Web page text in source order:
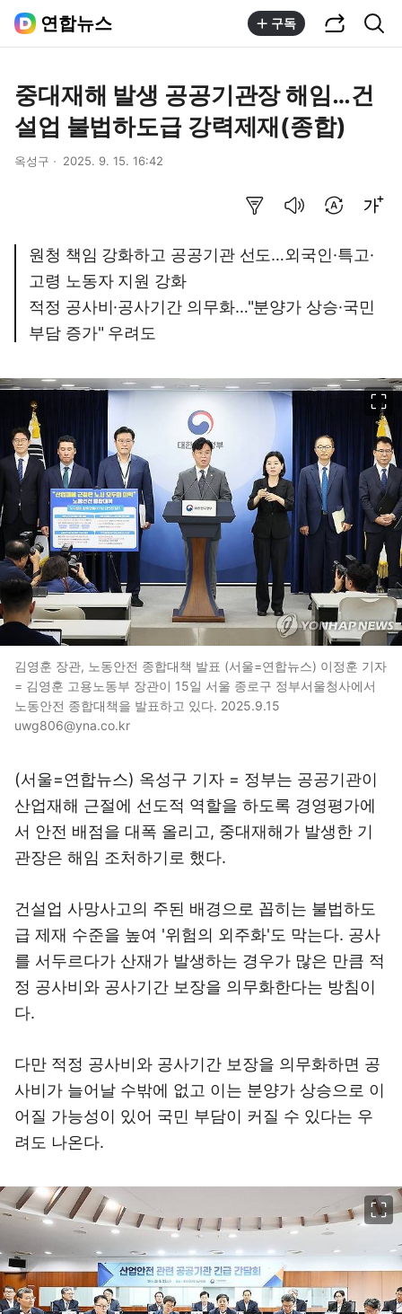
연합뉴스 구독
중대재해 발생 공공기관장 해임…건
설업 불법하도급 강력제재(종합)
옥성구 2025. 9. 15. 16:42
원청 책임 강화하고 공공기관 선도…외국인·특고·
고령 노동자 지원 강화
적정 공사비·공사기간 의무화…"분양가 상승·국민
부담 증가" 우려도
김영훈 장관, 노동안전 종합대책 발표 (서울=연합뉴스) 이정훈 기자
= 김영훈 고용노동부 장관이 15일 서울 종로구 정부서울청사에서
노동안전 종합대책을 발표하고 있다. 2025.9.15
uwg806@yna.co.kr
(서울=연합뉴스) 옥성구 기자 = 정부는 공공기관이
산업재해 근절에 선도적 역할을 하도록 경영평가에
서 안전 배점을 대폭 올리고, 중대재해가 발생한 기
관장은 해임 조처하기로 했다.
건설업 사망사고의 주된 배경으로 꼽히는 불법하도
급 제재 수준을 높여 '위험의 외주화'도 막는다. 공사
를 서두르다가 산재가 발생하는 경우가 많은 만큼 적
정 공사비와 공사기간 보장을 의무화한다는 방침이
다.
다만 적정 공사비와 공사기간 보장을 의무화하면 공
사비가 늘어날 수밖에 없고 이는 분양가 상승으로 이
어질 가능성이 있어 국민 부담이 커질 수 있다는 우
려도 나온다.